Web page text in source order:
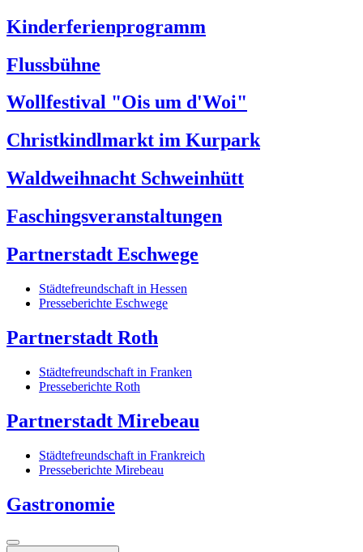
Kinderferienprogramm
Flussbühne
Wollfestival "Ois um d'Woi"
Christkindlmarkt im Kurpark
Waldweihnacht Schweinhütt
Faschingsveranstaltungen
Partnerstadt Eschwege
Städtefreundschaft in Hessen
Presseberichte Eschwege
Partnerstadt Roth
Städtefreundschaft in Franken
Presseberichte Roth
Partnerstadt Mirebeau
Städtefreundschaft in Frankreich
Presseberichte Mirebeau
Gastronomie